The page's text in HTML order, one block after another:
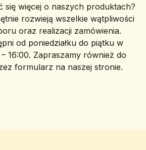
się więcej o naszych produktach?
rozwieją wszelkie wątpliwości
oraz realizacji zamówienia.
od poniedziałku do piątku w
16:00. Zapraszamy również do
formularz na naszej stronie.